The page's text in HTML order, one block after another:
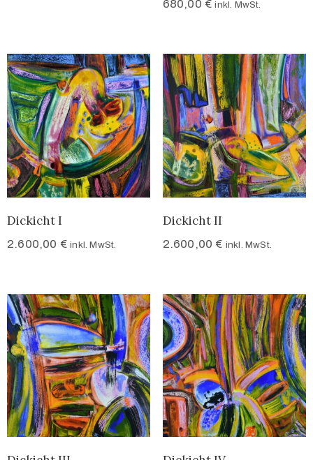
680,00 € inkl. MwSt.
Dickicht I
2.600,00 € inkl. MwSt.
Dickicht II
2.600,00 € inkl. MwSt.